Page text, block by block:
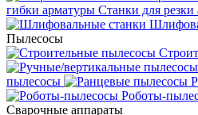
гибки арматуры Станки для
Пылесосы
пылесосы
Роботы-
Сварочные аппараты